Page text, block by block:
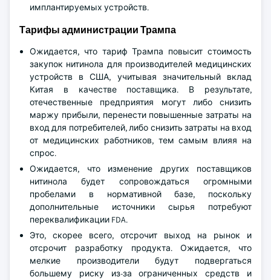
имплантируемых устройств.
Тарифы администрации Трампа
Ожидается, что тариф Трампа повысит стоимость
закупок нитинола для производителей медицинских
устройств в США, учитывая значительный вклад
Китая в качестве поставщика. В результате,
отечественные предприятия могут либо снизить
маржу прибыли, перенести повышенные затраты на
вход для потребителей, либо снизить затраты на вход
от медицинских работников, тем самым влияя на
спрос.
Ожидается, что изменение других поставщиков
нитинола будет сопровождаться огромными
пробелами в нормативной базе, поскольку
дополнительные источники сырья потребуют
переквалификации FDA.
Это, скорее всего, отсрочит выход на рынок и
отсрочит разработку продукта. Ожидается, что
мелкие производители будут подвергаться
большему риску из-за ограниченных средств и